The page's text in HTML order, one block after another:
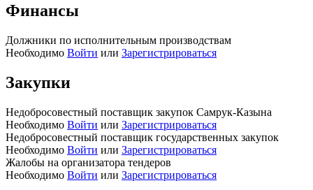
Финансы
Должники по исполнительным производствам
Необходимо Войти или Зарегистрироваться
Закупки
Недобросовестный поставщик закупок Самрук-Казына
Необходимо Войти или Зарегистрироваться
Недобросовестный поставщик государственных закупок
Необходимо Войти или Зарегистрироваться
Жалобы на организатора тендеров
Необходимо Войти или Зарегистрироваться